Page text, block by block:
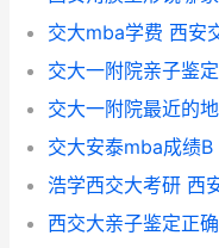
交大mba学费 西安
交大一附院亲子鉴
交大一附院最近的
浩学西交大考研 西
西交大亲子鉴定正